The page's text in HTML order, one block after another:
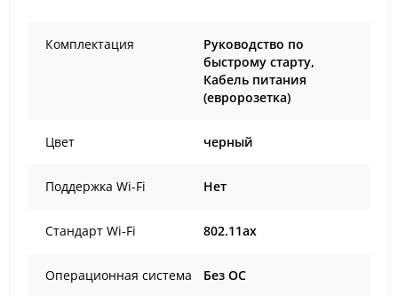
Комплектация
Руководство по
быстрому старту,
Кабель питания
(евророзетка)
Цвет черный
Поддержка Wi-Fi Нет
Стандарт Wi-Fi 802.11ax
Операционная система Без ОС